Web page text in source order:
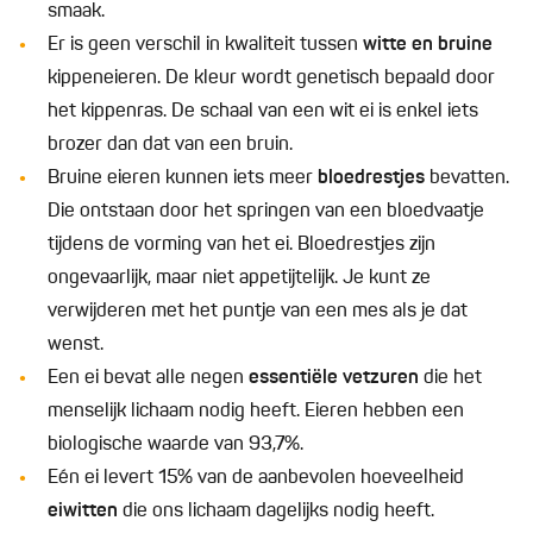
smaak.
Er is geen verschil in kwaliteit tussen witte en bruine
kippeneieren. De kleur wordt genetisch bepaald door
het kippenras. De schaal van een wit ei is enkel iets
brozer dan dat van een bruin.
Bruine eieren kunnen iets meer bloedrestjes bevatten.
Die ontstaan door het springen van een bloedvaatje
tijdens de vorming van het ei. Bloedrestjes zijn
ongevaarlijk, maar niet appetijtelijk. Je kunt ze
verwijderen met het puntje van een mes als je dat
wenst.
Een ei bevat alle negen essentiële vetzuren die het
menselijk lichaam nodig heeft. Eieren hebben een
biologische waarde van 93,7%.
Eén ei levert 15% van de aanbevolen hoeveelheid
eiwitten die ons lichaam dagelijks nodig heeft.